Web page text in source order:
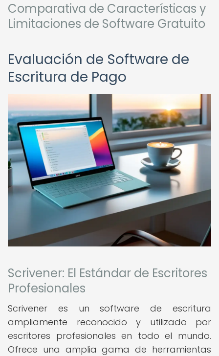
Comparativa de Características y
Limitaciones de Software Gratuito
Evaluación de Software de
Escritura de Pago
Scrivener: El Estándar de Escritores
Profesionales
Scrivener es un software de escritura
ampliamente reconocido y utilizado por
escritores profesionales en todo el mundo.
Ofrece una amplia gama de herramientas